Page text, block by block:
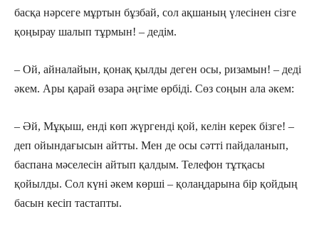
басқа нəрсеге мұртын бұзбай, сол ақшаның үлесінен сізге
қоңырау шалып тұрмын! – дедім.
– Ой, айналайын, қонақ қылды деген осы, ризамын! – деді
əкем. Ары қарай өзара əңгіме өрбіді. Сөз соңын ала əкем:
– Əй, Мұқыш, енді көп жүргенді қой, келін керек бізге! –
деп ойындағысын айтты. Мен де осы сəтті пайдаланып,
баспана мəселесін айтып қалдым. Телефон тұтқасы
қойылды. Сол күні əкем көрші – қолаңдарына бір қойдың
басын кесіп тастапты.